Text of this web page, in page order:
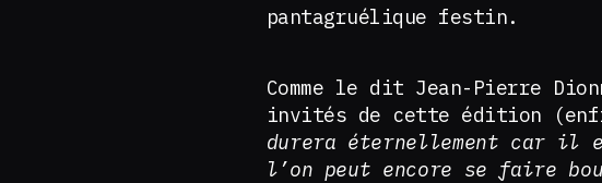
pantagruélique festin.
Comme le dit Jean-Pierre
invités de cette édition
durera éternellement car il
l’on peut encore se faire